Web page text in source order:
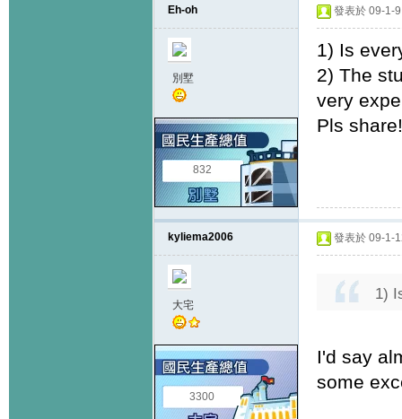
Eh-oh
別墅
832
發表於 09-1-
1) Is
2) The
very
Pls
kyliema2006
大宅
3300
發表於 09-1-
1)
I'd say
some